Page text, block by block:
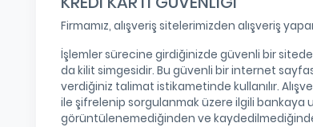
Firmamız, alışveriş sitelerimizden alışveriş
İşlemler sürecine girdiğinizde güvenli bir
da kilit simgesidir. Bu güvenli bir internet
verdiğiniz talimat istikametinde kullanılır.
ile şifrelenip sorgulanmak üzere ilgili bankaya
görüntülenemediğinden ve